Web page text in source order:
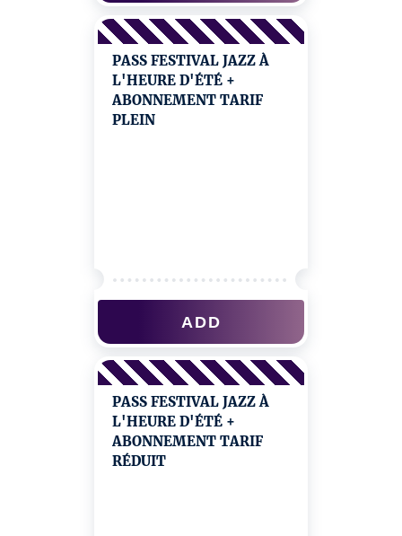
PASS FESTIVAL JAZZ À
L'HEURE D'ÉTÉ +
ABONNEMENT TARIF
PLEIN
ADD
PASS FESTIVAL JAZZ À
L'HEURE D'ÉTÉ +
ABONNEMENT TARIF
RÉDUIT